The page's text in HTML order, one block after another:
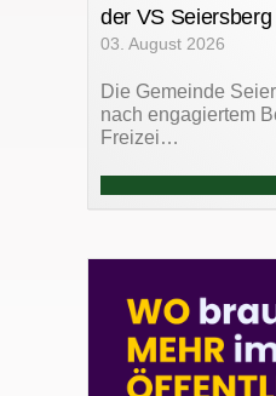
der VS Seiersberg
03. August 2026
Die Gemeinde
nach engagiertem
Freizei…